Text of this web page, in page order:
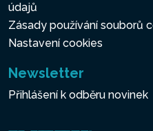
údajů
Zásady používání souborů
Nastavení cookies
Newsletter
Přihlášení k odběru novinek